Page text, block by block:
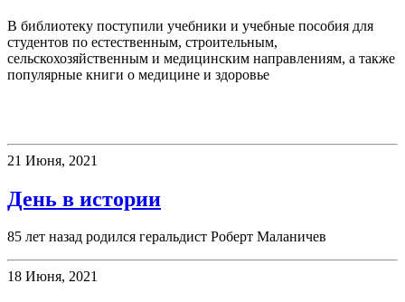
В библиотеку поступили учебники и учебные пособия для
студентов по естественным, строительным,
сельскохозяйственным и медицинским направлениям, а также
популярные книги о медицине и здоровье
21 Июня, 2021
День в истории
85 лет назад родился геральдист Роберт Маланичев
18 Июня, 2021